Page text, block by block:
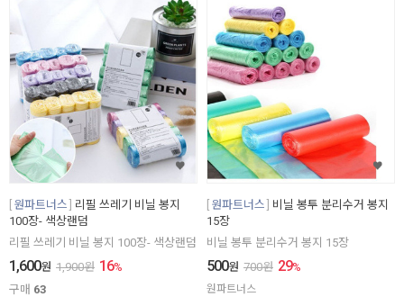
원파트너스
리필 쓰레기 비닐 봉지
100장- 색상랜덤
리필 쓰레기 비닐 봉지 100장- 색상랜덤
1,600원 1,900원 16%
구매 63
원파트너스
비닐 봉투 분리수거 봉지
15장
비닐 봉투 분리수거 봉지 15장
500원 700원 29%
원파트너스